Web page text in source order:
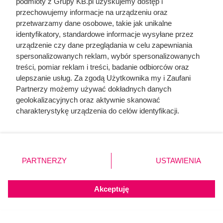
wyniki krwi?
przechowujemy informacje na urządzeniu oraz
przetwarzamy dane osobowe, takie jak unikalne
identyfikatory, standardowe informacje wysyłane przez
urządzenie czy dane przeglądania w celu zapewniania
spersonalizowanych reklam, wybór spersonalizowanych
treści, pomiar reklam i treści, badanie odbiorców oraz
ulepszanie usług. Za zgodą Użytkownika my i Zaufani
Partnerzy możemy używać dokładnych danych
geolokalizacyjnych oraz aktywnie skanować
charakterystykę urządzenia do celów identyfikacji.
zmienić/wycofać klikając przycisk ustawień prywatności
znajdujący się w lewym dolnym rogu strony. Niektóre
użytkownika, ale masz prawo sprzeciwić się takiemu
przetwarzaniu. Preferencje będą miały zastosowania tylko
PARTNERZY USTAWIENIA
Akceptuję